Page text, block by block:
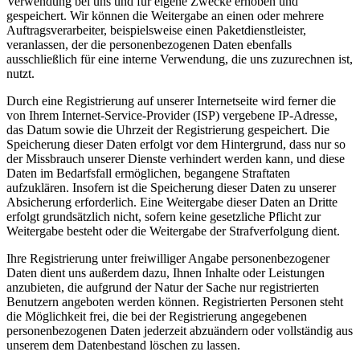
gespeichert. Wir können die Weitergabe an einen oder mehrere
Auftragsverarbeiter, beispielsweise einen Paketdienstleister,
veranlassen, der die personenbezogenen Daten ebenfalls
ausschließlich für eine interne Verwendung, die uns zuzurechnen ist,
nutzt.
Durch eine Registrierung auf unserer Internetseite wird ferner die
von Ihrem Internet-Service-Provider (ISP) vergebene IP-Adresse,
das Datum sowie die Uhrzeit der Registrierung gespeichert. Die
Speicherung dieser Daten erfolgt vor dem Hintergrund, dass nur so
der Missbrauch unserer Dienste verhindert werden kann, und diese
Daten im Bedarfsfall ermöglichen, begangene Straftaten
aufzuklären. Insofern ist die Speicherung dieser Daten zu unserer
Absicherung erforderlich. Eine Weitergabe dieser Daten an Dritte
erfolgt grundsätzlich nicht, sofern keine gesetzliche Pflicht zur
Weitergabe besteht oder die Weitergabe der Strafverfolgung dient.
Ihre Registrierung unter freiwilliger Angabe personenbezogener
Daten dient uns außerdem dazu, Ihnen Inhalte oder Leistungen
anzubieten, die aufgrund der Natur der Sache nur registrierten
Benutzern angeboten werden können. Registrierten Personen steht
die Möglichkeit frei, die bei der Registrierung angegebenen
personenbezogenen Daten jederzeit abzuändern oder vollständig aus
unserem dem Datenbestand löschen zu lassen.